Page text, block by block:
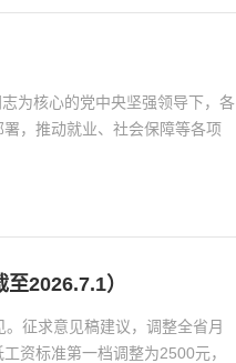
为核心的党中央坚强领导下，各
，推动就业、社会保障等各项
2026.7.1）
征求意见稿建议，调整全省月
资标准第一档调整为2500元，
《2025版中国人力资源
服务机构名录》